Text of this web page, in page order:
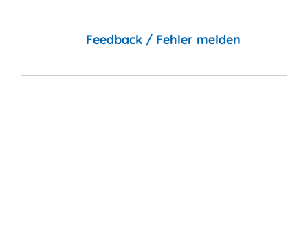
Feedback / Fehler melden